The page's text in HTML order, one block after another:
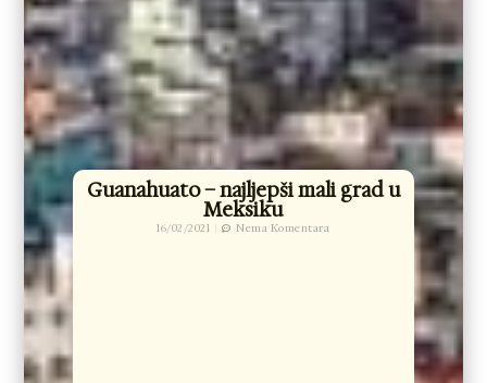
Guanahuato – najljepši mali grad u
Meksiku
16/02/2021 Nema Komentara